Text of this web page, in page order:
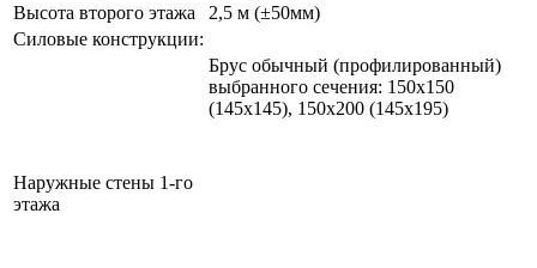
Высота второго этажа
2,5 м (±50мм)
Силовые конструкции:
Наружные стены 1-го
этажа
Брус обычный (профилированный)
выбранного сечения: 150х150
(145х145), 150х200 (145х195)